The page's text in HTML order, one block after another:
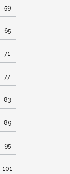
59
65
71
77
83
89
95
101